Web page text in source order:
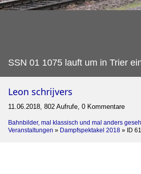
SSN 01 1075 lauft um in Trier
Leon schrijvers
11.06.2018, 802 Aufrufe, 0 Kommentare
Bahnbilder, mal klassisch und mal anders
Veranstaltungen » Dampfspektakel 2018 » ID